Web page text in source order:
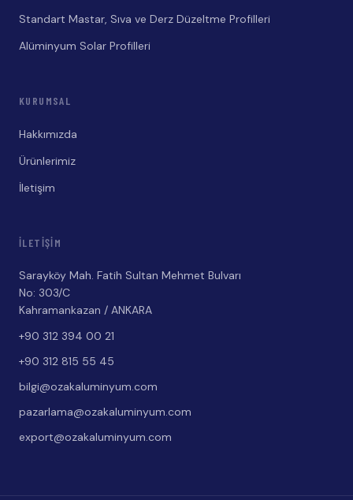
Standart Mastar, Sıva ve Derz Düzeltme Profilleri
Alüminyum Solar Profilleri
KURUMSAL
Hakkımızda
Ürünlerimiz
İletişim
İLETIŞIM
Sarayköy Mah. Fatih Sultan Mehmet Bulvarı
No: 303/C
Kahramankazan / ANKARA
+90 312 394 00 21
+90 312 815 55 45
bilgi@ozakaluminyum.com
pazarlama@ozakaluminyum.com
export@ozakaluminyum.com